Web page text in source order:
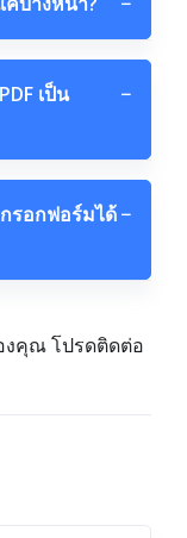
เป็น
−
รอกฟอร์มได้−
คุณ โปรดติดต่อ